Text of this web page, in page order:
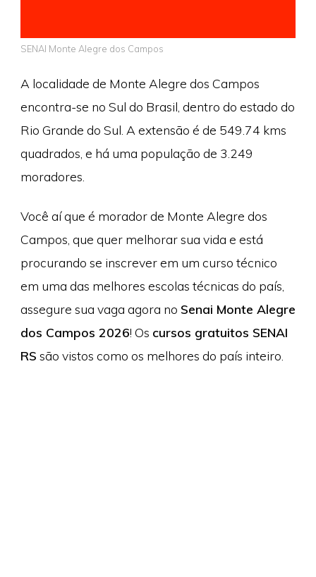
SENAI Monte Alegre dos Campos
A localidade de Monte Alegre dos Campos
encontra-se no Sul do Brasil, dentro do estado do
Rio Grande do Sul. A extensão é de 549.74 kms
quadrados, e há uma população de 3.249
moradores.
Você aí que é morador de Monte Alegre dos
Campos, que quer melhorar sua vida e está
procurando se inscrever em um curso técnico
em uma das melhores escolas técnicas do país,
assegure sua vaga agora no Senai Monte Alegre
dos Campos 2026! Os cursos gratuitos SENAI
RS são vistos como os melhores do país inteiro.